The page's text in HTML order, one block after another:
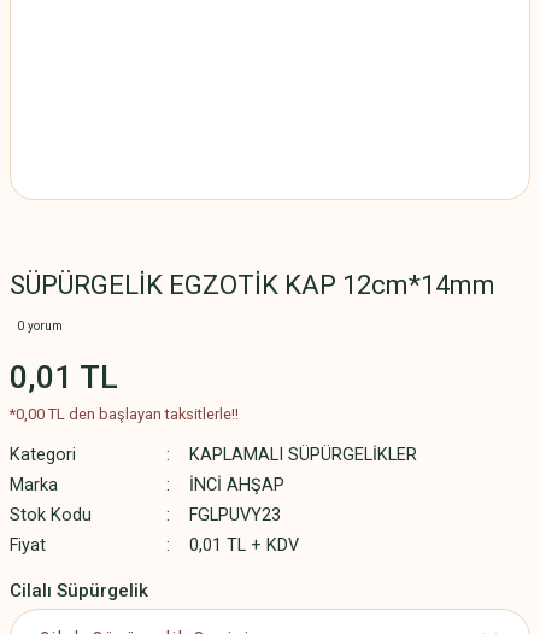
SÜPÜRGELİK EGZOTİK KAP 12cm*14mm
0 yorum
0,01 TL
*0,00 TL den başlayan taksitlerle!!
Kategori
KAPLAMALI SÜPÜRGELİKLER
Marka
İNCİ AHŞAP
Stok Kodu
FGLPUVY23
Fiyat
0,01 TL + KDV
Cilalı Süpürgelik